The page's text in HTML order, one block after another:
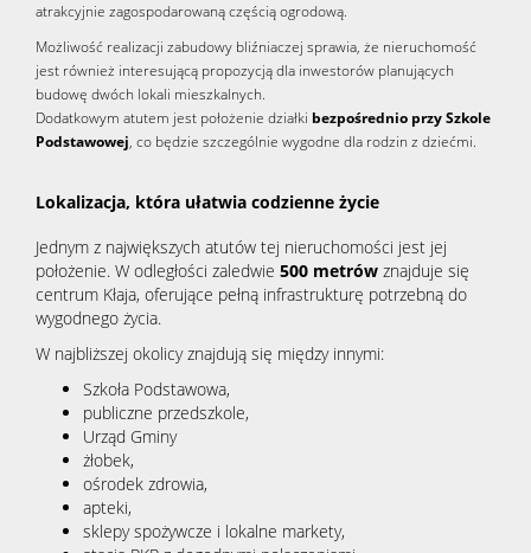
atrakcyjnie zagospodarowaną częścią ogrodową.
Możliwość realizacji zabudowy bliźniaczej sprawia, że nieruchomość
jest również interesującą propozycją dla inwestorów planujących
budowę dwóch lokali mieszkalnych.
Dodatkowym atutem jest położenie działki bezpośrednio przy Szkole
Podstawowej, co będzie szczególnie wygodne dla rodzin z dziećmi.
Lokalizacja, która ułatwia codzienne życie
Jednym z największych atutów tej nieruchomości jest jej
położenie. W odległości zaledwie 500 metrów znajduje się
centrum Kłaja, oferujące pełną infrastrukturę potrzebną do
wygodnego życia.
W najbliższej okolicy znajdują się między innymi:
Szkoła Podstawowa,
publiczne przedszkole,
Urząd Gminy
żłobek,
ośrodek zdrowia,
apteki,
sklepy spożywcze i lokalne markety,